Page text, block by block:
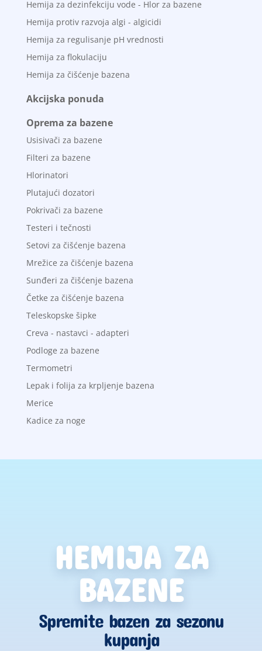
Hemija za dezinfekciju vode - Hlor za bazene
Hemija protiv razvoja algi - algicidi
Hemija za regulisanje pH vrednosti
Hemija za flokulaciju
Hemija za čišćenje bazena
Akcijska ponuda
Oprema za bazene
Usisivači za bazene
Filteri za bazene
Hlorinatori
Plutajući dozatori
Pokrivači za bazene
Testeri i tečnosti
Setovi za čišćenje bazena
Mrežice za čišćenje bazena
Sunđeri za čišćenje bazena
Četke za čišćenje bazena
Teleskopske šipke
Creva - nastavci - adapteri
Podloge za bazene
Termometri
Lepak i folija za krpljenje bazena
Merice
Kadice za noge
HEMIJA ZA
BAZENE
Spremite bazen za sezonu
kupanja